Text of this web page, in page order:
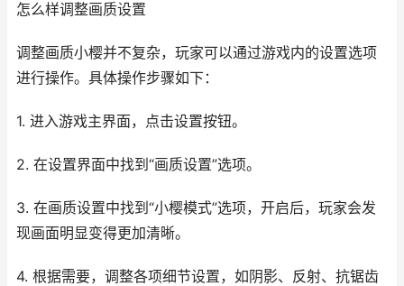
怎么样调整画质设置
调整画质小樱并不复杂，玩家可以通过游戏内的设置选项
进行操作。具体操作步骤如下：
1. 进入游戏主界面，点击设置按钮。
2. 在设置界面中找到“画质设置”选项。
3. 在画质设置中找到“小樱模式”选项，开启后，玩家会发
现画面明显变得更加清晰。
4. 根据需要，调整各项细节设置，如阴影、反射、抗锯齿